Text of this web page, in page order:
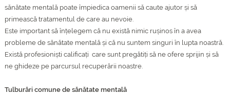
sănătate mentală poate împiedica oamenii să caute ajutor și să
primească tratamentul de care au nevoie.
Este important să înțelegem că nu există nimic rușinos în a avea
probleme de sănătate mentală și că nu suntem singuri în lupta noastră.
Există profesioniști calificați care sunt pregătiți să ne ofere sprijin și să
ne ghideze pe parcursul recuperării noastre.
Tulburări comune de sănătate mentală